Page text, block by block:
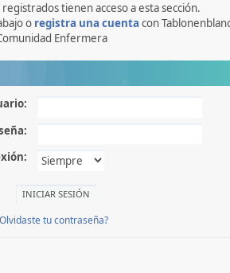
tienen acceso a esta sección.
o registra una cuenta con
Enfermera
tu contraseña?